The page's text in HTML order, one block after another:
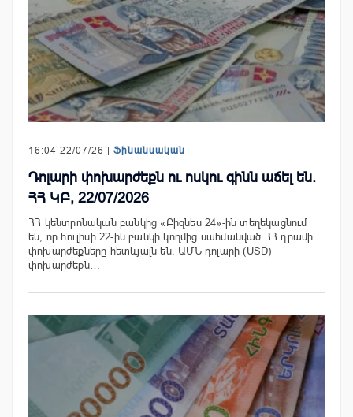
16:04 22/07/26 | Ֆինանսական
Դոլարի փոխարժեքն ու ոսկու գինն աճել են.
ՀՀ ԿԲ, 22/07/2026
ՀՀ կենտրոնական բանկից «Բիզնես 24»-ին տեղեկացնում
են, որ հուլիսի 22-ին բանկի կողմից սահմանված ՀՀ դրամի
փոխարժեքները հետևյալն են. ԱՄՆ դոլարի (USD)
փոխարժեքն…